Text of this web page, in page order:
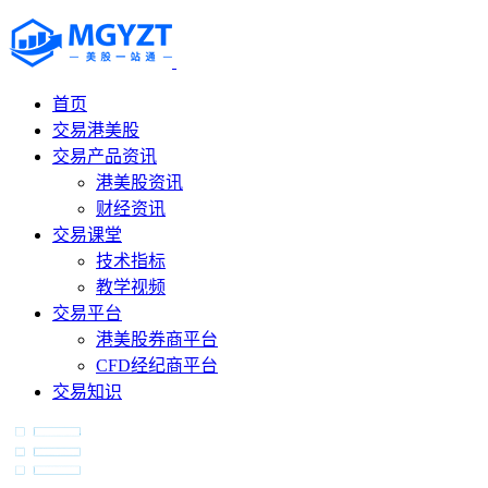
首页
交易港美股
交易产品资讯
港美股资讯
财经资讯
交易课堂
技术指标
教学视频
交易平台
港美股券商平台
CFD经纪商平台
交易知识